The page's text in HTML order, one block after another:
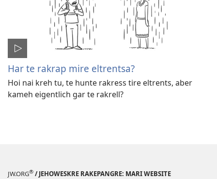
Har te rakrap mire eltrentsa?
Hoi nai kreh tu, te hunte rakress tire eltrents, aber
kameh eigentlich gar te rakrell?
JW.ORG® / JEHOWESKRE RAKEPANGRE: MARI WEBSITE